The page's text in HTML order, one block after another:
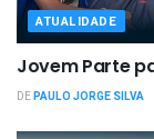
ATUALIDADE
Jovem Parte
DEPAULO JORGE SILVA